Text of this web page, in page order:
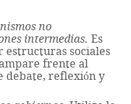
no
intermedias. Es
estructuras sociales
frente al
debate, reflexión y